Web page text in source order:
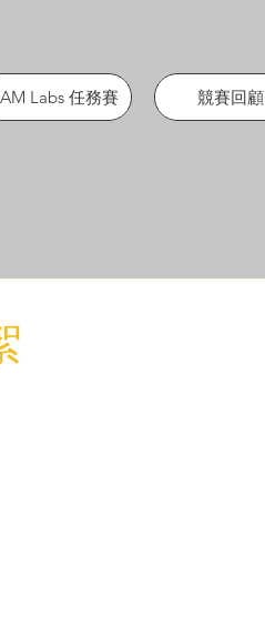
Labs 任務賽 競賽回顧